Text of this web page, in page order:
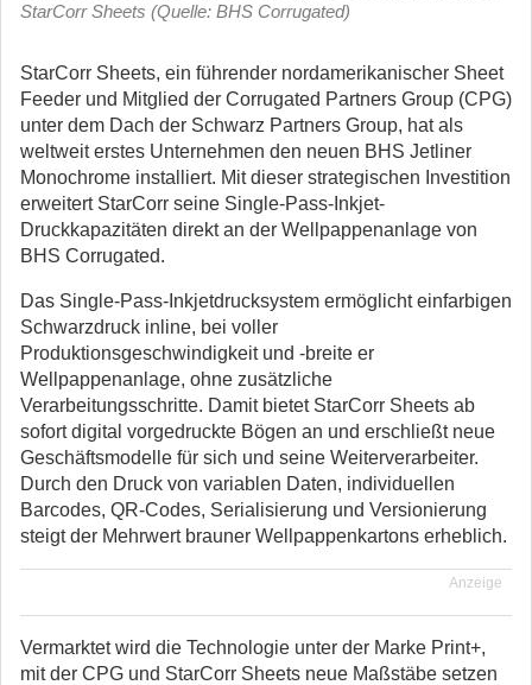
StarCorr Sheets (Quelle: BHS Corrugated)
StarCorr Sheets, ein führender nordamerikanischer Sheet
Feeder und Mitglied der Corrugated Partners Group (CPG)
unter dem Dach der Schwarz Partners Group, hat als
weltweit erstes Unternehmen den neuen BHS Jetliner
Monochrome installiert. Mit dieser strategischen Investition
erweitert StarCorr seine Single-Pass-Inkjet-
Druckkapazitäten direkt an der Wellpappenanlage von
BHS Corrugated.
Das Single-Pass-Inkjetdrucksystem ermöglicht einfarbigen
Schwarzdruck inline, bei voller
Produktionsgeschwindigkeit und -breite er
Wellpappenanlage, ohne zusätzliche
Verarbeitungsschritte. Damit bietet StarCorr Sheets ab
sofort digital vorgedruckte Bögen an und erschließt neue
Geschäftsmodelle für sich und seine Weiterverarbeiter.
Durch den Druck von variablen Daten, individuellen
Barcodes, QR-Codes, Serialisierung und Versionierung
steigt der Mehrwert brauner Wellpappenkartons erheblich.
Anzeige
Vermarktet wird die Technologie unter der Marke Print+,
mit der CPG und StarCorr Sheets neue Maßstäbe setzen